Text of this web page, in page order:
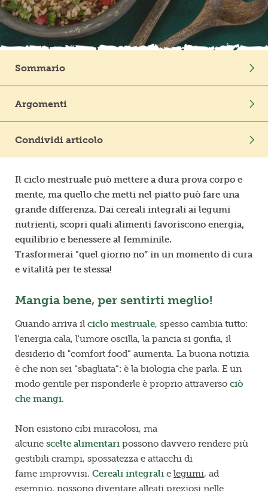
Frutta in pezzi
Polpe di frutta
Prodotti freschi
Sommario
Giorni di ciclo? Sì ai cereali integrali!
Come pianificare i pasti in “quel periodo no”
Argomenti
Condividi articolo
Il ciclo mestruale può mettere a dura prova corpo e
mente, ma quello che metti nel piatto può fare una
grande differenza. Dai cereali integrali ai legumi
nutrienti, scopri quali alimenti favoriscono energia,
equilibrio e benessere al femminile.
Trasformerai "quel giorno no” in un momento di cura
e vitalità per te stessa!
Mangia bene, per sentirti meglio!
Quando arriva il ciclo mestruale, spesso cambia tutto:
l'energia cala, l'umore oscilla, la pancia si gonfia, il
desiderio di "comfort food” aumenta. La buona notizia
è che non sei “sbagliata”: è la biologia che parla. E un
modo gentile per risponderle è proprio attraverso ciò
che mangi.
Non esistono cibi miracolosi, ma
alcune scelte alimentari possono davvero rendere più
gestibili crampi, spossatezza e attacchi di
fame improvvisi. Cereali integrali e legumi, ad
esempio, possono diventare alleati preziosi nelle